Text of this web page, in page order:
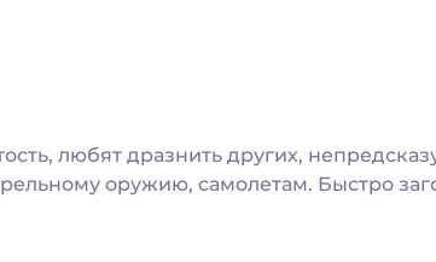
любят дразнить других,
оружию, самолетам. Быстро